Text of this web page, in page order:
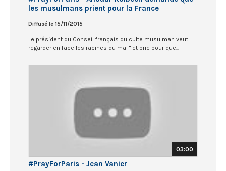
les musulmans prient pour la France
Diffusé le 15/11/2015
Le président du Conseil français du culte musulman veut "
regarder en face les racines du mal " et prie pour que...
03:00
#PrayForParis - Jean Vanier